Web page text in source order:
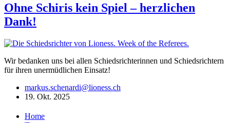
Ohne Schiris kein Spiel – herzlichen
Dank!
Wir bedanken uns bei allen Schiedsrichterinnen und Schiedsrichtern
für ihren unermüdlichen Einsatz!
markus.schenardi@lioness.ch
19. Okt. 2025
Home